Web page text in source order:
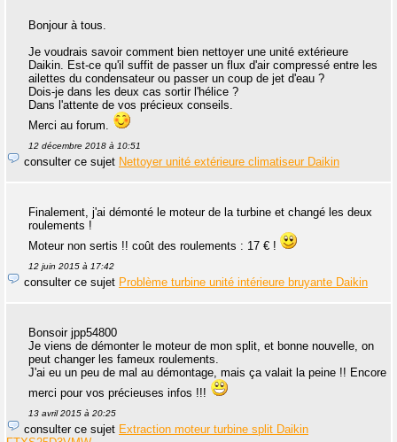
Bonjour à tous.
Je voudrais savoir comment bien nettoyer une unité extérieure
Daikin. Est-ce qu'il suffit de passer un flux d'air compressé entre les
ailettes du condensateur ou passer un coup de jet d'eau ?
Dois-je dans les deux cas sortir l'hélice ?
Dans l'attente de vos précieux conseils.
Merci au forum.
12 décembre 2018 à 10:51
consulter ce sujet Nettoyer unité extérieure climatiseur Daikin
Finalement, j'ai démonté le moteur de la turbine et changé les deux
roulements !
Moteur non sertis !! coût des roulements : 17 € !
12 juin 2015 à 17:42
consulter ce sujet Problème turbine unité intérieure bruyante Daikin
Bonsoir jpp54800
Je viens de démonter le moteur de mon split, et bonne nouvelle, on
peut changer les fameux roulements.
J'ai eu un peu de mal au démontage, mais ça valait la peine !! Encore
merci pour vos précieuses infos !!!
13 avril 2015 à 20:25
consulter ce sujet Extraction moteur turbine split Daikin